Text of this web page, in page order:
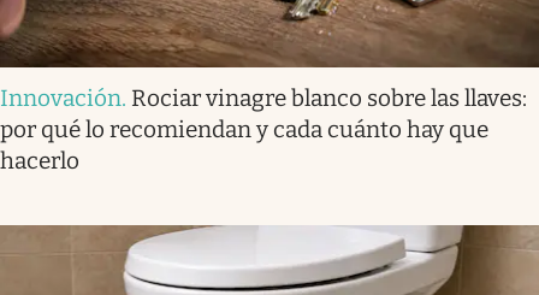
Innovación. Rociar vinagre blanco sobre las llaves:
por qué lo recomiendan y cada cuánto hay que
hacerlo